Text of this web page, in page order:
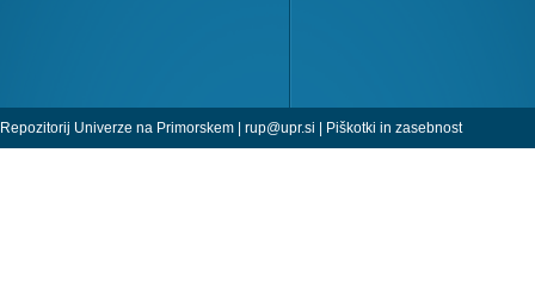
Repozitorij Univerze na Primorskem | rup@upr.si | Piškotki in zasebnost